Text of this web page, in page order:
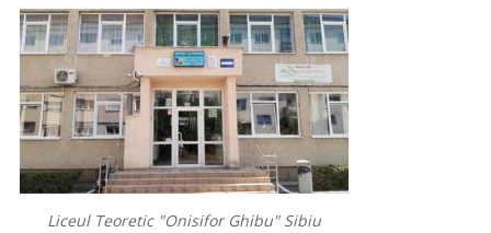
Liceul Teoretic "Onisifor Ghibu" Sibiu